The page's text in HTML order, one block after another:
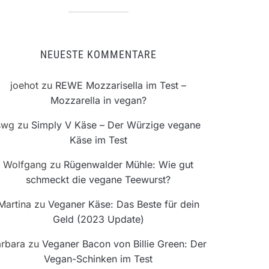
NEUESTE KOMMENTARE
joehot zu REWE Mozzarisella im Test –
Mozzarella in vegan?
zu Simply V Käse – Der Würzige vegane
Käse im Test
Wolfgang zu Rügenwalder Mühle: Wie gut
schmeckt die vegane Teewurst?
zu Veganer Käse: Das Beste für dein
Geld (2023 Update)
zu Veganer Bacon von Billie Green: Der
Vegan-Schinken im Test